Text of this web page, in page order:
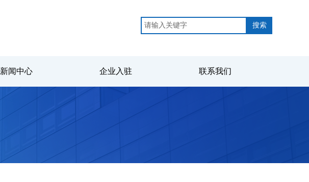
搜索
新闻中心 企业入驻 联系我们